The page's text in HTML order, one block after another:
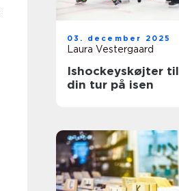
03. december 2025
Laura Vestergaard
Ishockeyskøjter til
din tur på isen